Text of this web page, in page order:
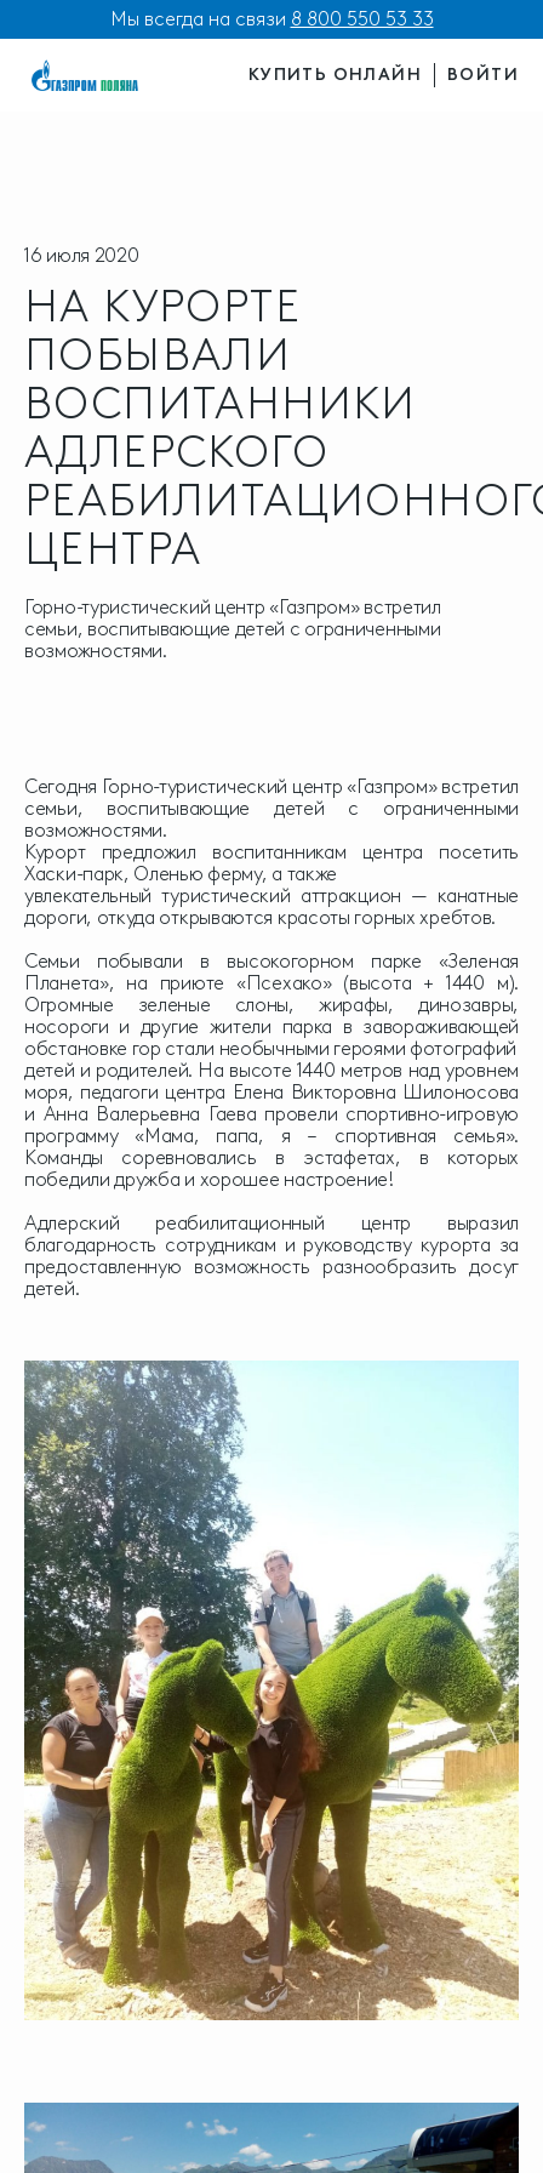
Мы всегда на связи 8 800 550 53 33
КУПИТЬ ОНЛАЙН ВОЙТИ
16 июля 2020
НА КУРОРТЕ
ПОБЫВАЛИ
ВОСПИТАННИКИ
АДЛЕРСКОГО
ЦЕНТРА
Горно-туристический центр «Газпром» встретил
семьи, воспитывающие детей с ограниченными
возможностями.
Сегодня Горно-туристический центр «Газпром» встретил
семьи, воспитывающие детей с ограниченными
возможностями.
Курорт предложил воспитанникам центра посетить
Хаски-парк, Оленью ферму, а также
увлекательный туристический аттракцион — канатные
дороги, откуда открываются красоты горных хребтов.
Семьи побывали в высокогорном парке «Зеленая
Планета», на приюте «Псехако» (высота + 1440 м).
Огромные зеленые слоны, жирафы, динозавры,
носороги и другие жители парка в завораживающей
обстановке гор стали необычными героями фотографий
детей и родителей. На высоте 1440 метров над уровнем
моря, педагоги центра Елена Викторовна Шилоносова
и Анна Валерьевна Гаева провели спортивно-игровую
программу «Мама, папа, я – спортивная семья».
Команды соревновались в эстафетах, в которых
победили дружба и хорошее настроение!
Адлерский реабилитационный центр выразил
благодарность сотрудникам и руководству курорта за
предоставленную возможность разнообразить досуг
детей.